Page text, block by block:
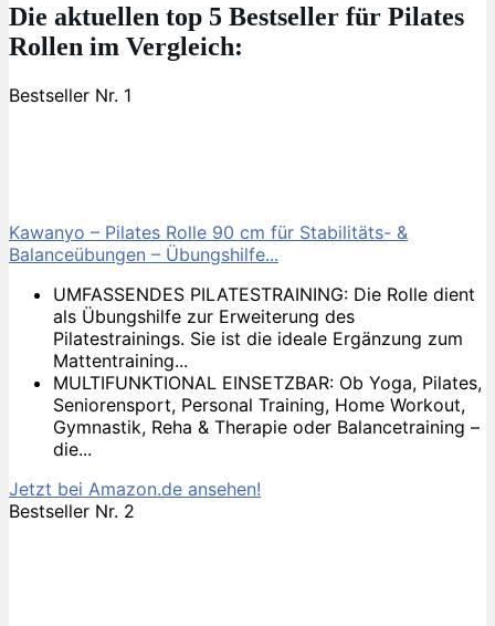
Die aktuellen top 5 Bestseller für Pilates
Rollen im Vergleich:
Bestseller Nr. 1
Kawanyo – Pilates Rolle 90 cm für Stabilitäts- &
Balanceübungen – Übungshilfe...
UMFASSENDES PILATESTRAINING: Die Rolle dient
als Übungshilfe zur Erweiterung des
Pilatestrainings. Sie ist die ideale Ergänzung zum
Mattentraining...
MULTIFUNKTIONAL EINSETZBAR: Ob Yoga, Pilates,
Seniorensport, Personal Training, Home Workout,
Gymnastik, Reha & Therapie oder Balancetraining –
die...
Jetzt bei Amazon.de ansehen!
Bestseller Nr. 2